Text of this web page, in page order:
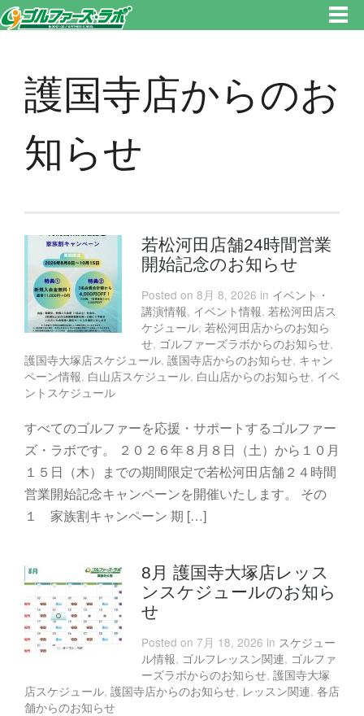
軽にゴルフレッスン！
護国寺店からのお
知らせ
若松河田店舗24時間営業
開始記念のお知らせ
Posted on 8月 8, 2026 in イベント・
講演情報, イベント情報, 若松河田店ス
ケジュール, 若松河田店からのお知ら
せ, ゴルファーズラボからのお知らせ,
護国寺大塚店スケジュール, 護国寺店からのお知らせ, キャン
ペーン情報, 白山店スケジュール, 白山店からのお知らせ, イベ
ントスケジュール
すべてのゴルファーを応援・サポートするゴルファー
ズ・ラボです。 ２０２６年８月８日（土）から１０月
１５日（木）までの期間限定で若松河田店舗２４時間
営業開始記念キャンペーンを開催いたします。 その
１ 家族割キャンペーン 期 […]
8月 護国寺大塚店レッス
ンスケジュールのお知ら
せ
Posted on 7月 18, 2026 in スケジュー
ル情報, ゴルフレッスン関連, ゴルファ
ーズラボからのお知らせ, 護国寺大塚
店スケジュール, 護国寺店からのお知らせ, レッスン関連, 各店
舗からのお知らせ